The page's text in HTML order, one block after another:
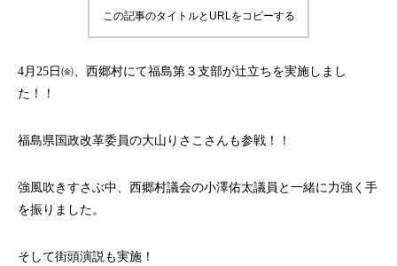
この記事のタイトルとURLをコピーする
4月25日㈮、西郷村にて福島第３支部が辻立ちを実施しまし
た！！
福島県国政改革委員の大山りさこさんも参戦！！
強風吹きすさぶ中、西郷村議会の小澤佑太議員と一緒に力強く手
を振りました。
そして街頭演説も実施！